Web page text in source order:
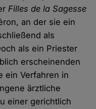
Filles de la Sagesse
an der sie ein
als
als ein Priester
erscheinenden
ein Verfahren in
ärztliche
einer gerichtlich